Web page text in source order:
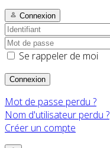
Connexion
Se rappeler de moi
Connexion
Mot de passe perdu ?
Nom d'utilisateur perdu ?
Créer un compte